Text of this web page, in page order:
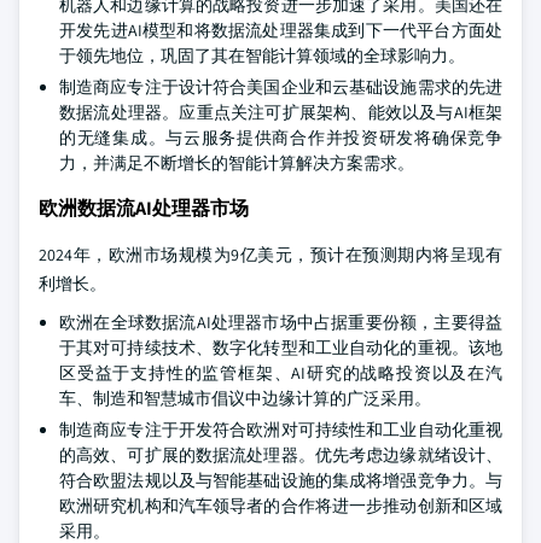
机器人和边缘计算的战略投资进一步加速了采用。美国还在
开发先进AI模型和将数据流处理器集成到下一代平台方面处
于领先地位，巩固了其在智能计算领域的全球影响力。
制造商应专注于设计符合美国企业和云基础设施需求的先进
数据流处理器。应重点关注可扩展架构、能效以及与AI框架
的无缝集成。与云服务提供商合作并投资研发将确保竞争
力，并满足不断增长的智能计算解决方案需求。
欧洲数据流AI处理器市场
2024年，欧洲市场规模为9亿美元，预计在预测期内将呈现有
利增长。
欧洲在全球数据流AI处理器市场中占据重要份额，主要得益
于其对可持续技术、数字化转型和工业自动化的重视。该地
区受益于支持性的监管框架、AI研究的战略投资以及在汽
车、制造和智慧城市倡议中边缘计算的广泛采用。
制造商应专注于开发符合欧洲对可持续性和工业自动化重视
的高效、可扩展的数据流处理器。优先考虑边缘就绪设计、
符合欧盟法规以及与智能基础设施的集成将增强竞争力。与
欧洲研究机构和汽车领导者的合作将进一步推动创新和区域
采用。